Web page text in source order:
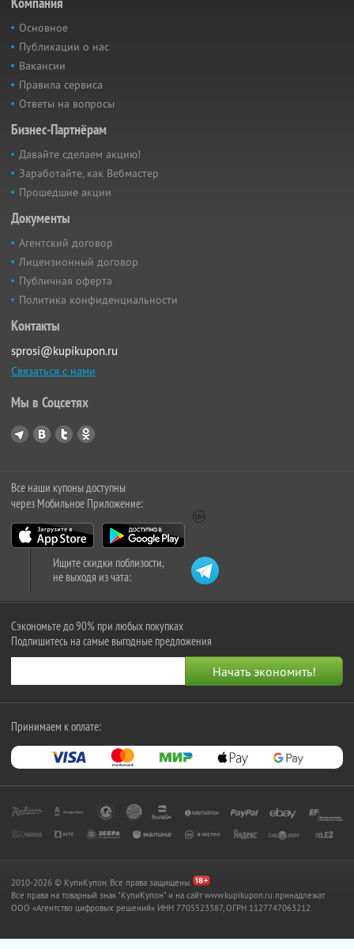
Основное
Публикации о нас
Вакансии
Правила сервиса
Ответы на вопросы
Бизнес-Партнёрам
Давайте сделаем акцию!
Заработайте, как Вебмастер
Прошедшие акции
Документы
Агентский договор
Лицензионный договор
Публичная оферта
Политика конфиденциальности
Контакты
sprosi@kupikupon.ru
Связаться с нами
Мы в Соцсетях
Все наши купоны доступны
через Мобильное Приложение:
Ищите скидки поблизости,
не выходя из чата:
Сэкономьте до 90% при любых покупках
Подпишитесь на самые выгодные предложения
Принимаем к оплате:
2010-2026 © КупиКупон. Все права защищены.
Все права на товарный знак "КупиКупон" и на сайт www.kupikupon.ru принадлежат
OOO «Агентство цифровых решений» ИНН 7705523387, ОГРН 1127747063212